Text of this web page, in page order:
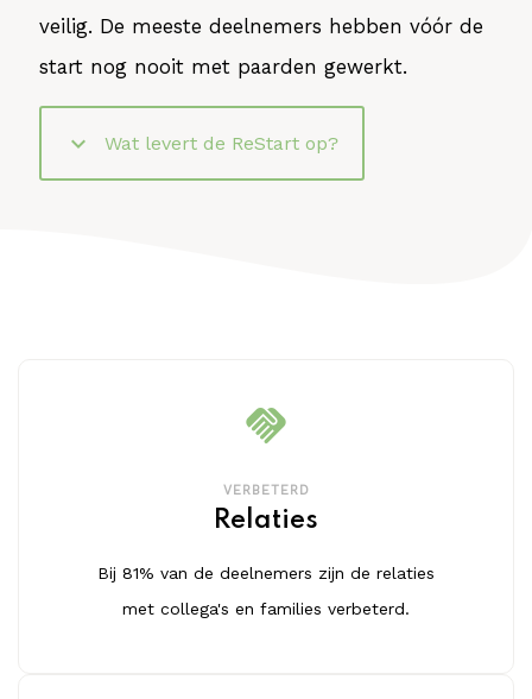
veilig. De meeste deelnemers hebben vóór de
start nog nooit met paarden gewerkt.
keyboard_arrow_down Wat levert de ReStart op?
handshake
VERBETERD
Relaties
Bij 81% van de deelnemers zijn de relaties
met collega's en families verbeterd.